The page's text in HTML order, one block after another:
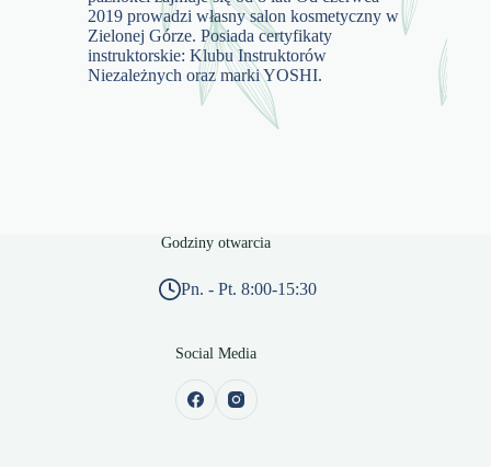
2019 prowadzi własny salon kosmetyczny w
Zielonej Górze. Posiada certyfikaty
instruktorskie: Klubu Instruktorów
Niezależnych oraz marki YOSHI.
Godziny otwarcia
Pn. - Pt. 8:00-15:30
Social Media